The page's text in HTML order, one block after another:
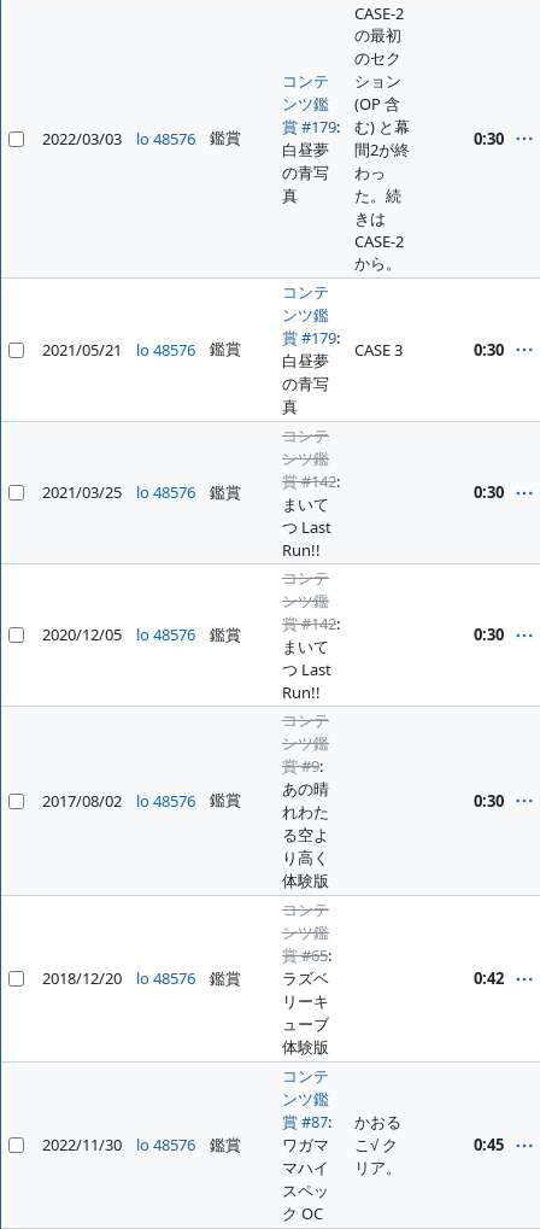
2022/03/03 lo 48576 鑑賞
コンテ
ンツ鑑
賞 #179:
白昼夢
の青写
真
CASE-2
の最初
のセク
ション
(OP 含
む) と幕
間2が終
わっ
た。続
きは
CASE-2
から。
0:30
2021/05/21 lo 48576 鑑賞
コンテ
ンツ鑑
賞 #179:
白昼夢
の青写
真
CASE 3 0:30
2021/03/25 lo 48576 鑑賞
コンテ
ンツ鑑
賞 #142:
まいて
つ Last
Run!!
0:30
2020/12/05 lo 48576 鑑賞
コンテ
ンツ鑑
賞 #142:
まいて
つ Last
Run!!
0:30
2017/08/02 lo 48576 鑑賞
コンテ
ンツ鑑
賞 #9:
あの晴
れわた
る空よ
り高く
体験版
0:30
2018/12/20 lo 48576 鑑賞
コンテ
ンツ鑑
賞 #65:
ラズベ
リーキ
ューブ
体験版
0:42
2022/11/30 lo 48576 鑑賞
コンテ
ンツ鑑
賞 #87:
ワガマ
マハイ
スペッ
ク OC
かおる
こ√ ク
リア。
0:45